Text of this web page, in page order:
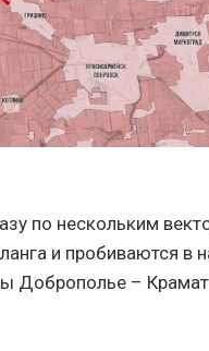
по нескольким
и пробиваются в
Доброполье –